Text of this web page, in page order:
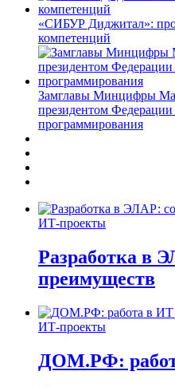
«СИБУР Диджитал»:
компетенций
Замглавы Минцифры
президентом Федерации
программирования
ИТ-проекты
Разработка в
преимуществ
ИТ-проекты
ДОМ.РФ: